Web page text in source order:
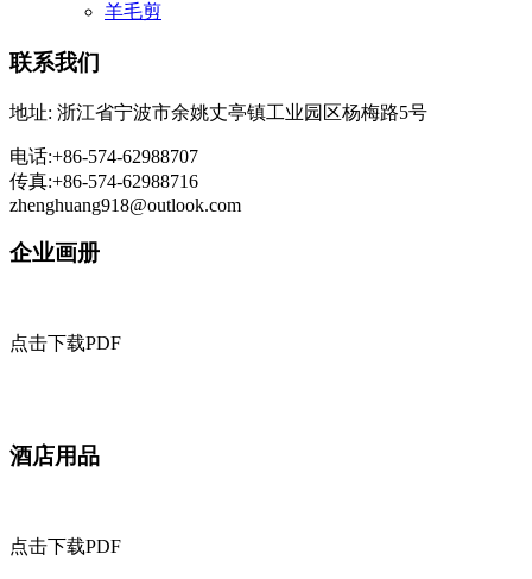
羊毛剪
联系我们
地址: 浙江省宁波市余姚丈亭镇工业园区杨梅路5号
电话:+86-574-62988707
传真:+86-574-62988716
zhenghuang918@outlook.com
企业画册
点击下载PDF
酒店用品
点击下载PDF